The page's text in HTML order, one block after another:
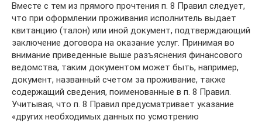
Вместе с тем из прямого прочтения п. 8 Правил следует,
что при оформлении проживания исполнитель выдает
квитанцию (талон) или иной документ, подтверждающий
заключение договора на оказание услуг. Принимая во
внимание приведенные выше разъяснения финансового
ведомства, таким документом может быть, например,
документ, названный счетом за проживание, также
содержащий сведения, поименованные в п. 8 Правил.
Учитывая, что п. 8 Правил предусматривает указание
«других необходимых данных по усмотрению